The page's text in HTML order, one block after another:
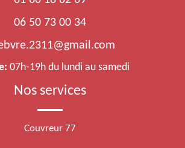
06 50 73 00 34
07h-19h du lundi au samedi
Nos services
Couvreur 77